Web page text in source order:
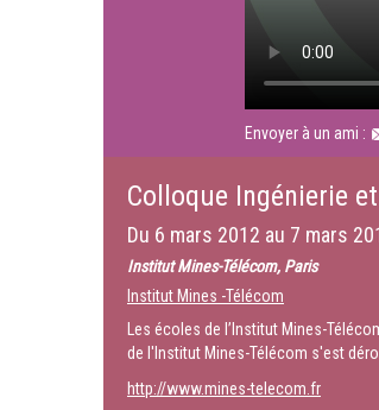
Envoyer à un ami :
Colloque Ingénierie
Du 6 mars 2012 au 7 mars
Institut Mines-Télécom, Paris
Institut Mines -Télécom
Les écoles de l’Institut Mines-
de l'Institut Mines-Télécom s'est
http://www.mines-telecom.fr